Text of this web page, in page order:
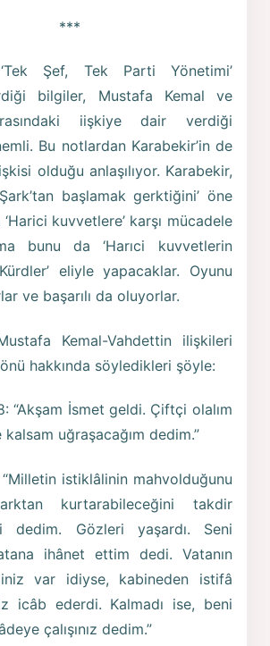
***
‘Tek Şef, Tek Parti Yönetimi’
bilgiler, Mustafa Kemal ve
iişkiye dair verdiği
Bu notlardan Karabekir’in de
olduğu anlaşılıyor. Karabekir,
başlamak gerktiğini’ öne
kuvvetlere’ karşı mücadele
bunu da ‘Harıci kuvvetlerin
eliyle yapacaklar. Oyunu
ve başarılı da oluyorlar.
Kemal-Vahdettin ilişkileri
hakkında söyledikleri şöyle:
“Akşam İsmet geldi. Çiftçi olalım
uğraşacağım dedim.”
“Milletin istiklâlinin mahvolduğunu
kurtarabileceğini takdir
dedim. Gözleri yaşardı. Seni
ihânet ettim dedi. Vatanın
var idiyse, kabineden istifâ
icâb ederdi. Kalmadı ise, beni
çalışınız dedim.”